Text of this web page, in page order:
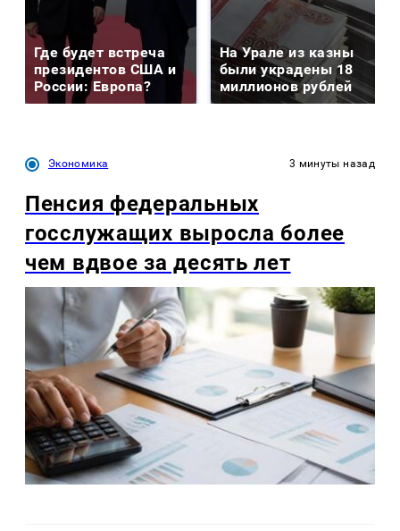
Где будет встреча
президентов США и
России: Европа?
На Урале из казны
были украдены 18
миллионов рублей
Экономика 3 минуты назад
Пенсия федеральных
госслужащих выросла более
чем вдвое за десять лет